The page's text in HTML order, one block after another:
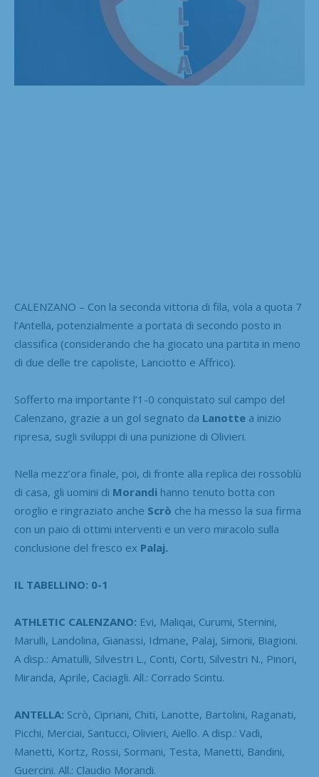
CALENZANO – Con la seconda vittoria di fila, vola a quota 7
l’Antella, potenzialmente a portata di secondo posto in
classifica (considerando che ha giocato una partita in meno
di due delle tre capoliste, Lanciotto e Affrico).
Sofferto ma importante l’1-0 conquistato sul campo del
Calenzano, grazie a un gol segnato da Lanotte a inizio
ripresa, sugli sviluppi di una punizione di Olivieri.
Nella mezz’ora finale, poi, di fronte alla replica dei rossoblù
di casa, gli uomini di Morandi hanno tenuto botta con
oroglio e ringraziato anche Scrò che ha messo la sua firma
con un paio di ottimi interventi e un vero miracolo sulla
conclusione del fresco ex Palaj.
IL TABELLINO: 0-1
ATHLETIC CALENZANO: Evi, Maliqai, Curumi, Sternini,
Marulli, Landolina, Gianassi, Idmane, Palaj, Simoni, Biagioni.
A disp.: Amatulli, Silvestri L., Conti, Corti, Silvestri N., Pinori,
Miranda, Aprile, Caciagli. All.: Corrado Scintu.
ANTELLA: Scrò, Cipriani, Chiti, Lanotte, Bartolini, Raganati,
Picchi, Merciai, Santucci, Olivieri, Aiello. A disp.: Vadi,
Manetti, Kortz, Rossi, Sormani, Testa, Manetti, Bandini,
Guercini. All.: Claudio Morandi.